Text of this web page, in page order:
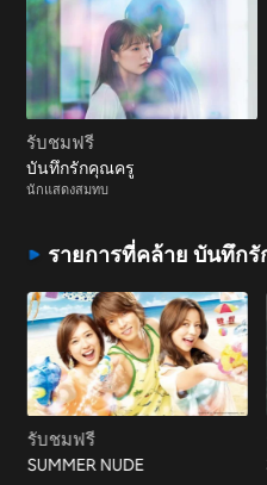
รับชมฟรี
บันทึกรักคุณครู
นักแสดงสมทบ
รายการที่คล้าย บันทึก
รับชมฟรี
SUMMER NUDE